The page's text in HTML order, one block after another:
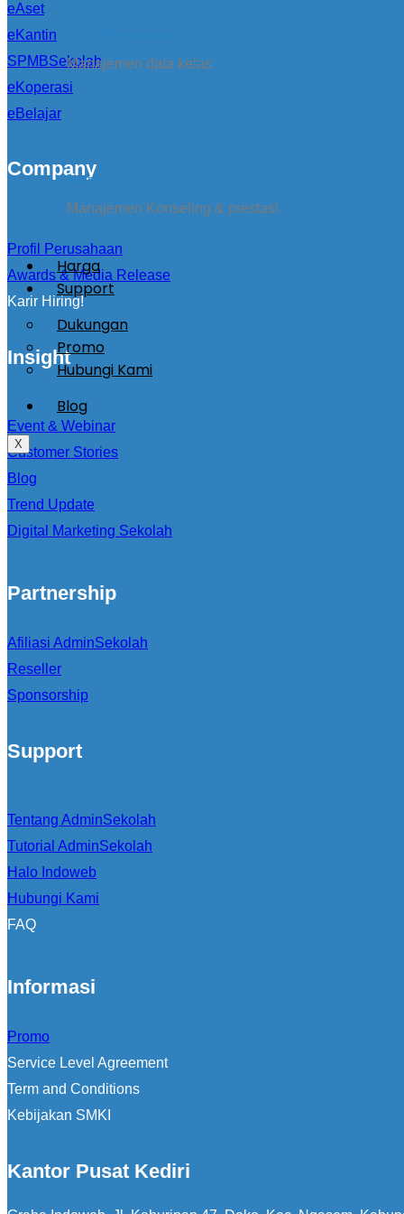
Manajemen data kelas
konseling
Manajemen Konseling & prestasi
Harga
Support
Dukungan
Promo
Hubungi Kami
Blog
X
eAset
eKantin
SPMBSekolah
eKoperasi
eBelajar
Company
Profil Perusahaan
Awards & Media Release
Karir Hiring!
Insight
Event & Webinar
Customer Stories
Blog
Trend Update
Digital Marketing Sekolah
Partnership
Afiliasi AdminSekolah
Reseller
Sponsorship
Support
Tentang AdminSekolah
Tutorial AdminSekolah
Halo Indoweb
Hubungi Kami
FAQ
Informasi
Promo
Service Level Agreement
Term and Conditions
Kebijakan SMKI
Kantor Pusat Kediri